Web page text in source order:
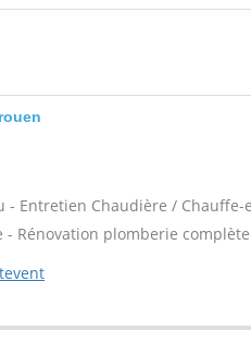
Entretien Chaudière /
- Rénovation plomberie